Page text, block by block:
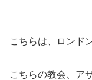
こちらは、ロンド
こちらの教会、ア